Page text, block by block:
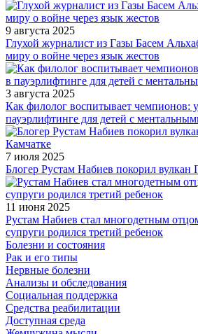
9 августа 2025
Глухой журналист из Газы Басем
миру о войне через язык жестов
3 августа 2025
Как филолог воспитывает чемпионов:
пауэрлифтинге для детей с
7 июля 2025
Блогер Рустам Набиев покорил вулкан
11 июня 2025
Рустам Набиев стал многодетным
супруги родился третий ребенок
Болезни и состояния
Рак и его типы
Нервные болезни
Анализы и обследования
Социальная поддержка
Средства реабилитации
Доступная среда